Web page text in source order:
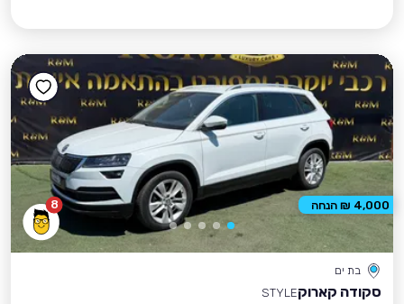
8
בת ים
סקודה קארוקSTYLE
4,000 ₪ הנחה